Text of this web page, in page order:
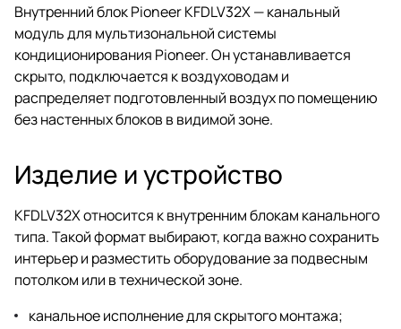
Внутренний блок Pioneer KFDLV32X — канальный
модуль для мультизональной системы
кондиционирования Pioneer. Он устанавливается
скрыто, подключается к воздуховодам и
распределяет подготовленный воздух по помещению
без настенных блоков в видимой зоне.
Изделие и устройство
KFDLV32X относится к внутренним блокам канального
типа. Такой формат выбирают, когда важно сохранить
интерьер и разместить оборудование за подвесным
потолком или в технической зоне.
канальное исполнение для скрытого монтажа;